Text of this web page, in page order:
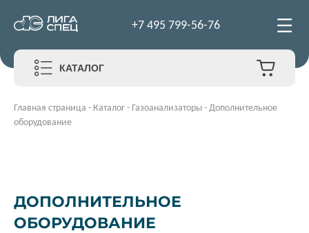
+7 495 799-56-76
КАТАЛОГ
Главная страница - Каталог- Газоанализаторы-Дополнительное
оборудование
ДОПОЛНИТЕЛЬНОЕ
ОБОРУДОВАНИЕ